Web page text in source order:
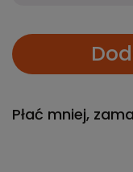
Płać mniej,